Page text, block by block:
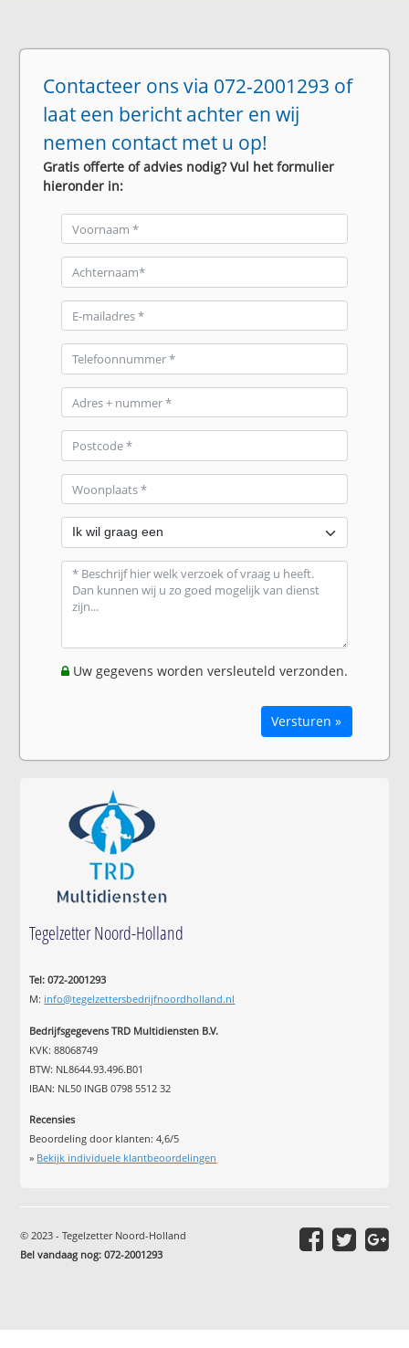
Contacteer ons via 072-2001293 of
laat een bericht achter en wij
nemen contact met u op!
Gratis offerte of advies nodig? Vul het formulier
hieronder in:
Uw gegevens worden versleuteld verzonden.
Versturen »
Tegelzetter Noord-Holland
Tel: 072-2001293
M: info@tegelzettersbedrijfnoordholland.nl
Bedrijfsgegevens TRD Multidiensten B.V.
KVK: 88068749
BTW: NL8644.93.496.B01
IBAN: NL50 INGB 0798 5512 32
Recensies
Beoordeling door klanten:4,6/5
» Bekijk individuele klantbeoordelingen
© 2023 - Tegelzetter Noord-Holland
Bel vandaag nog: 072-2001293